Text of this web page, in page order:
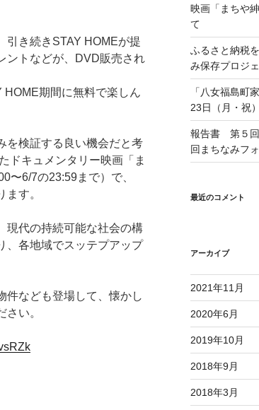
引き続きSTAY HOMEが提
ントなどが、DVD販売され
HOME期間に無料で楽しん
を検証する良い機会だと考
ドキュメンタ リー映画「ま
〜6/7の23:59まで）で
す。
現代の持続可能な社会の構
各地域でスッテプアップ
件なども登場して、懐かし
い。
映画「まちや
て
ふるさと納税
み保存プロジェ
「八女福島町
23日（月・祝
報告書 第５回
回まちなみフ
最近のコメント
アーカイブ
2021年11月
2020年6月
2019年10月
2018年9月
2018年3月